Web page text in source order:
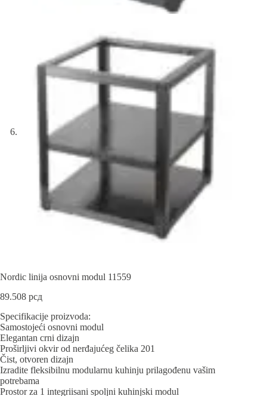
Nordic linija osnovni modul 11559
89.508 рсд
Specifikacije proizvoda:
Samostojeći osnovni modul
Elegantan crni dizajn
Proširljivi okvir od nerđajućeg čelika 201
Čist, otvoren dizajn
Izradite fleksibilnu modularnu kuhinju prilagođenu vašim
potrebama
Prostor za 1 integriisani spoljni kuhinjski modul